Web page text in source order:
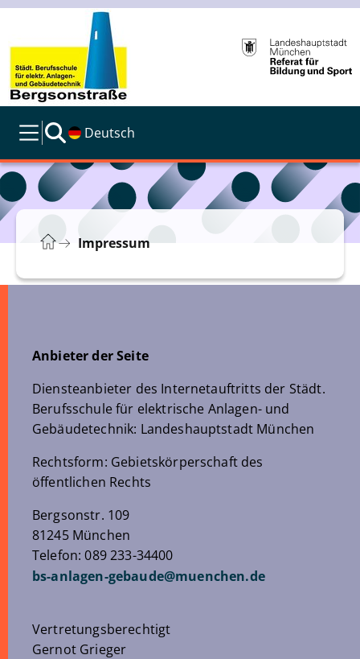
Deutsch
Impressum
Anbieter der Seite
Diensteanbieter des Internetauftritts der Städt.
Berufsschule für elektrische Anlagen- und
Gebäudetechnik: Landeshauptstadt München
Rechtsform: Gebietskörperschaft des
öffentlichen Rechts
Bergsonstr. 109
81245 München
Telefon: 089 233-34400
bs-anlagen-gebaude@muenchen.de
Vertretungsberechtigt
Gernot Grieger